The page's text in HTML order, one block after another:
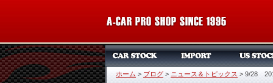
ホーム > ブログ > ニュース＆トピックス > 9/28